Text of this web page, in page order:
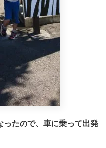
ったので、車に乗って出発